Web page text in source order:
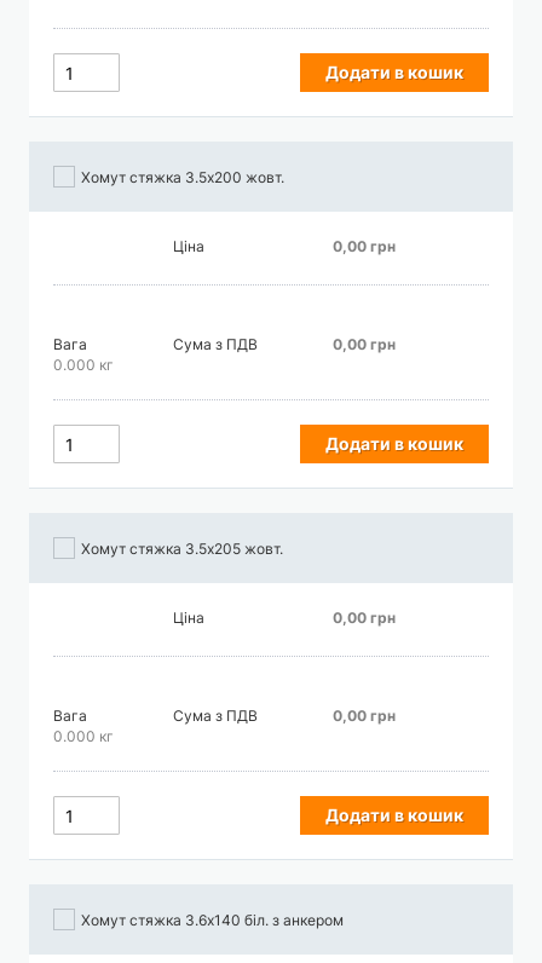
Додати в кошик
Хомут стяжка 3.5х200 жовт.
Ціна 0,00 грн
Вага
0.000 кг
Сума з ПДВ 0,00 грн
Додати в кошик
Хомут стяжка 3.5х205 жовт.
Ціна 0,00 грн
Вага
0.000 кг
Сума з ПДВ 0,00 грн
Додати в кошик
Хомут стяжка 3.6х140 біл. з анкером